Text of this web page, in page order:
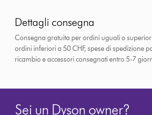
Dettagli consegna
Consegna gratuita per ordini uguali o
ordini inferiori a 50 CHF, spese di spedizione
ricambio e accessori consegnati entro 5-7
Sei un Dyson owner?